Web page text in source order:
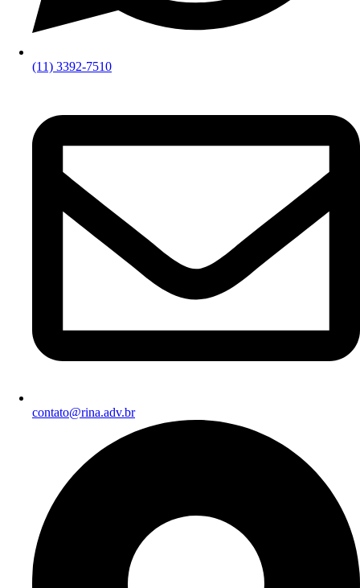
(11) 3392-7510
contato@rina.adv.br